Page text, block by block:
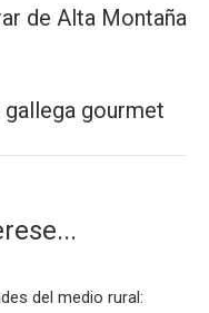
de Alta Montaña
gourmet
del medio rural: